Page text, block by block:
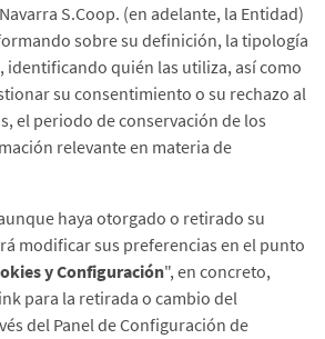
S.Coop. (en adelante, la Entidad)
sobre su definición, la tipología
identificando quién las utiliza, así como
su consentimiento o su rechazo al
el periodo de conservación de los
relevante en materia de
haya otorgado o retirado su
modificar sus preferencias en el punto
y Configuración", en concreto,
para la retirada o cambio del
del Panel de Configuración de